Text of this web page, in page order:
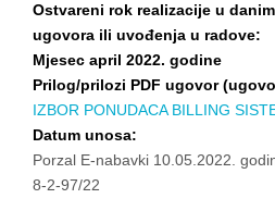
Ostvareni rok realizacije u
ugovora ili uvođenja u radove:
Mjesec april 2022. godine
Prilog/prilozi PDF ugovor
IZBOR PONUDACA BILLING
Datum unosa:
Porzal E-nabavki 10.05.2022.
8-2-97/22